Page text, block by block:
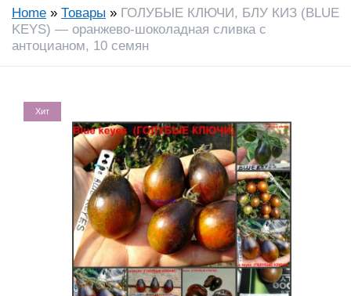
Home » Товары » ГОЛУБЫЕ КЛЮЧИ, БЛУ КИЗ (BLUE
KEYS) — оранжево-шоколадная сливка с
антоцианом, 10 семян
Хит